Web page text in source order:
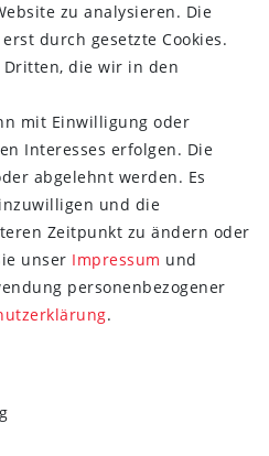
bis 13:00 Uhr
Uhr!
zu analysieren. Die
durch gesetzte Cookies.
die wir in den
mit Einwilligung oder
Interesses erfolgen. Die
abgelehnt werden. Es
und die
Zeitpunkt zu ändern oder
unser Impressum und
personenbezogener
.